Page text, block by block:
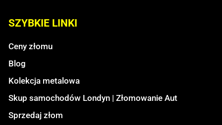
SZYBKIE LINKI
Ceny złomu
Blog
Kolekcja metalowa
Skup samochodów Londyn | Złomowanie Aut
Sprzedaj złom